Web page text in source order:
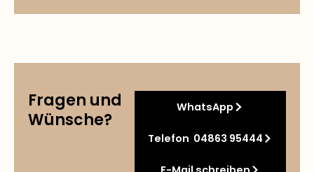
Fragen und
Wünsche?
WhatsApp
Telefon 04863 95444